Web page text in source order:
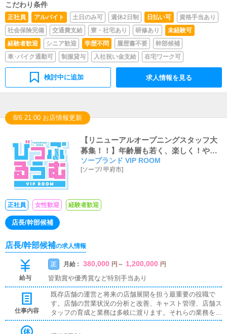
こだわり条件
正社員 アルバイト 土日のみ可 週休2日制 日払い可
資格手当あり
社会保険完備
交通費支給 寮・社宅あり 研修あり
未経験可
経験者歓迎
シニア歓迎 学歴不問 履歴書不要
幹部候補
車･バイク通勤可
制服貸与 入社祝い金支給 在宅ワーク可
検討中に追加 求人情報を見る
8/6 21:00 お店情報更新
【リニューアルオープニングスタッフ大
募集！！】年齢層も若く、楽しく！やる
ときはやる！がモットーなため、ギスギ
スとした人間関係も一切なく、役職ポス
ソープランド VIP ROOM
[ソープ/甲府市]
正社員 女性歓迎 経験者歓迎
店長/幹部候補
店長/幹部候補の求人情報
給与
正 月給 : 380,000 円 ～ 1,200,000 円
皆勤賞や優秀賞など特別手当あり
仕事内容
既存店舗の運営と将来の店舗展開を担う最重要の役職で
す。店舗の営業状況の分析と改善、キャスト管理、店舗ス
タッフの育成と業務は多岐に渡ります。それらの業務をこ
なしながら、様々な考えを持つスタッフをひとつにまと